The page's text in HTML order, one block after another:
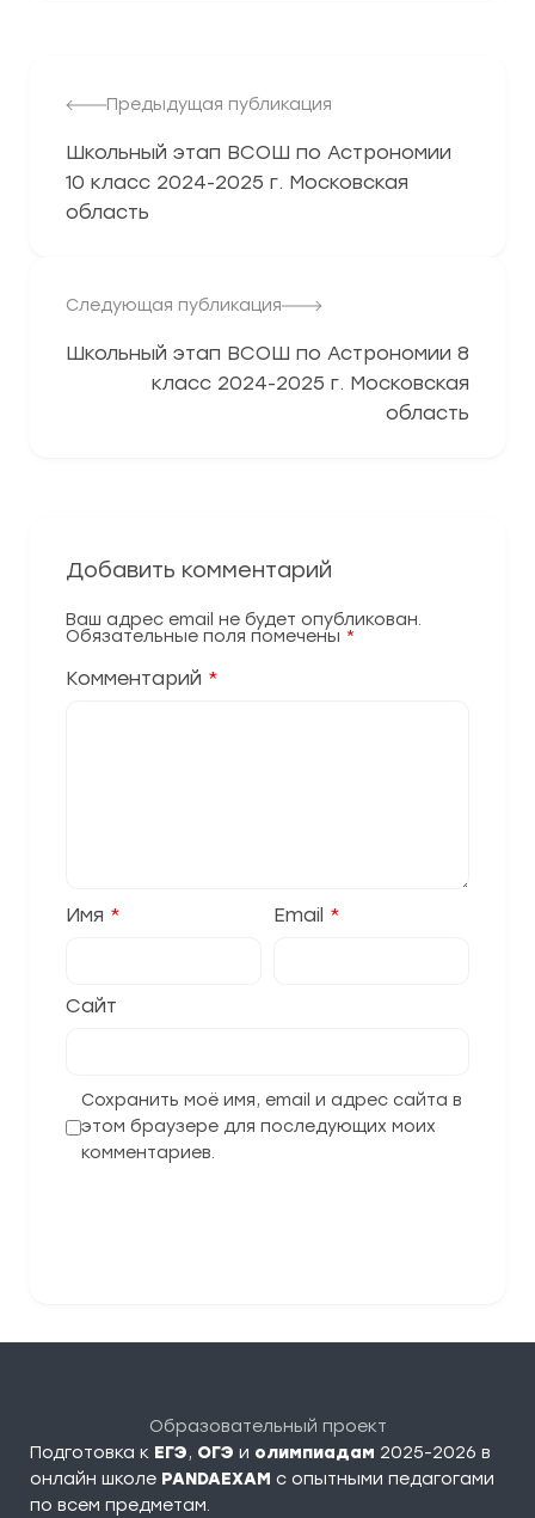
Предыдущая публикация
Школьный этап ВСОШ по Астрономии
10 класс 2024-2025 г. Московская
область
Следующая публикация
Школьный этап ВСОШ по Астрономии 8
класс 2024-2025 г. Московская
область
Добавить комментарий
Ваш адрес email не будет опубликован.
Обязательные поля помечены *
Комментарий *
Имя * Email *
Сайт
Сохранить моё имя, email и адрес сайта в
этом браузере для последующих моих
комментариев.
Образовательный проект
Подготовка к ЕГЭ, ОГЭ и олимпиадам 2025-2026 в
онлайн школе PANDAEXAM c опытными педагогами
по всем предметам.